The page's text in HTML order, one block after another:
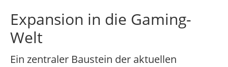
Expansion in die Gaming-
Welt
Ein zentraler Baustein der aktuellen